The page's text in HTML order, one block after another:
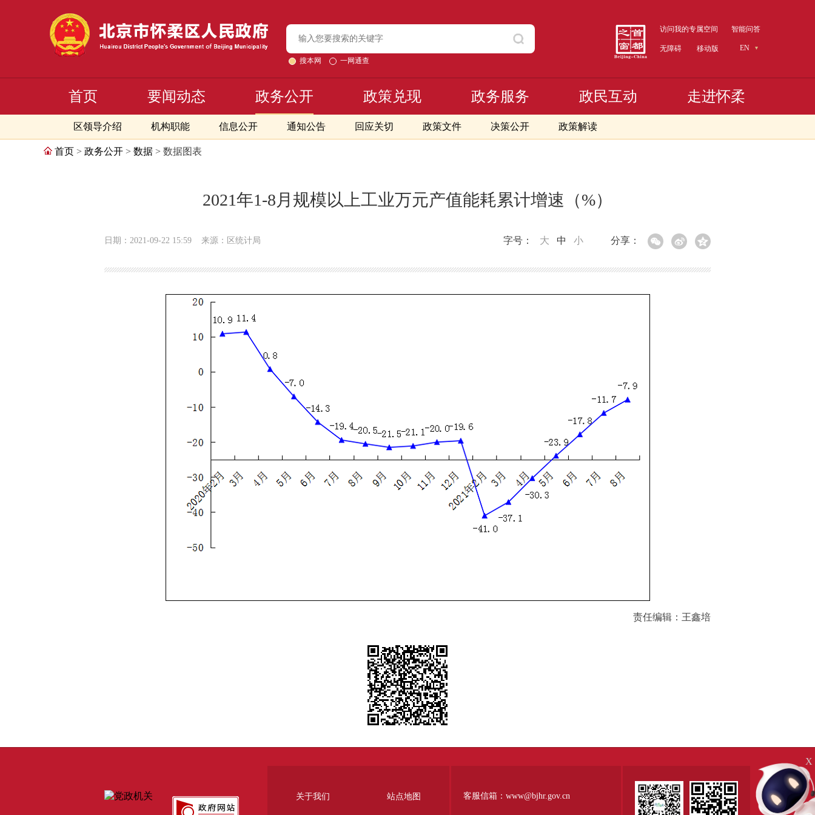
搜本网 一网通查
访问我的专属空间 智能问答
无障碍 移动版 EN
首页 要闻动态 政务公开
区领导介绍 机构职能 信息公开 通知公告 回应关切 政策文件 决策公开 政策解读
政策兑现 政务服务 政民互动 走进怀柔
首页 > 政务公开 > 数据 > 数据图表
2021年1-8月规模以上工业万元产值能耗累计增速（%）
日期：2021-09-22 15:59 来源：区统计局 分享：
字号： 大 中 小
责任编辑：王鑫培
关于我们 站点地图 客服信箱：www@bjhr.gov.cn
X